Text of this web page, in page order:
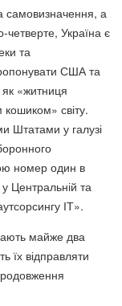
самовизначення, а
Україна є
та
США та
«житниця
світу.
Штатами у галузі
номер один в
Центральній та
ІТ».
майже два
їх відправляти